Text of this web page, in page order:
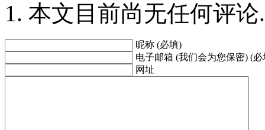
本文目前尚无任何评论.
昵称 (必填)
电子邮箱 (我们会为您保密) (必
网址